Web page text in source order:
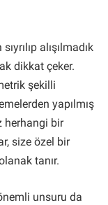
alışılmadık
dikkat çeker.
şekilli
yapılmış
herhangi bir
size özel bir
tanır.
unsuru da